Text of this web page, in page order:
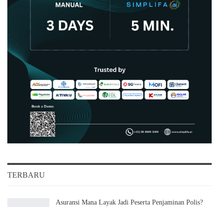
TERBARU
Asuransi Mana Layak Jadi Peserta Penjaminan Polis?